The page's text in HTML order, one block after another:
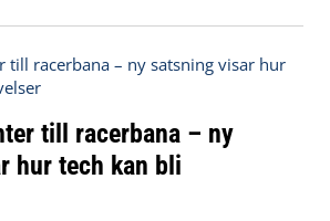
till racerbana – ny
hur tech kan bli